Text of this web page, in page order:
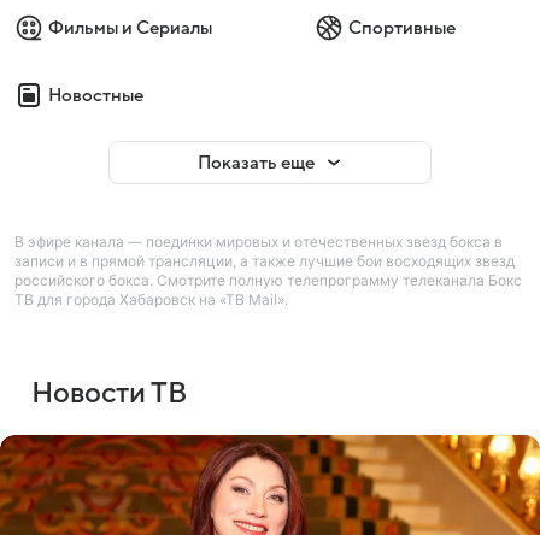
Фильмы и Сериалы Спортивные
Новостные
Показать еще
В эфире канала — поединки мировых и отечественных звезд бокса в
записи и в прямой трансляции, а также лучшие бои восходящих звезд
российского бокса. Смотрите полную телепрограмму телеканала Бокс
ТВ для города Хабаровск на «ТВ Mail».
Новости ТВ